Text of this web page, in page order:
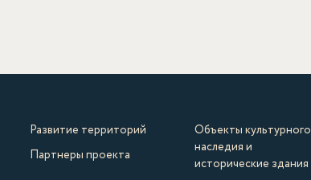
Развитие территорий
Партнеры проекта
Объекты культурного
наследия и
исторические здания